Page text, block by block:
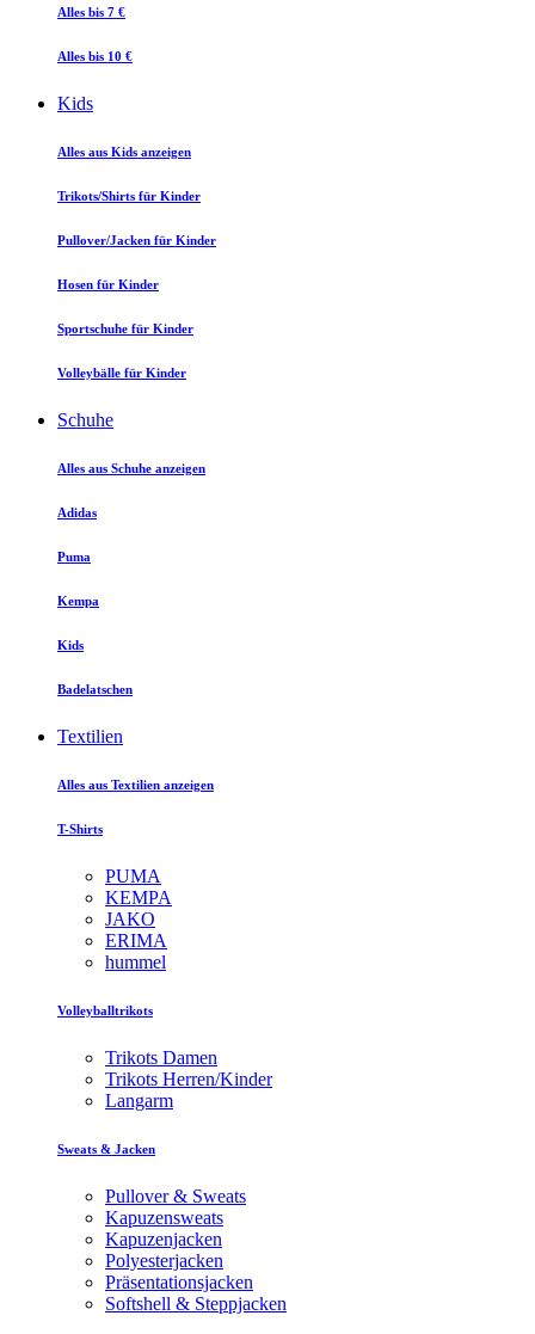
Alles bis 7 €
Alles bis 10 €
Kids
Alles aus Kids anzeigen
Trikots/Shirts für Kinder
Pullover/Jacken für Kinder
Hosen für Kinder
Sportschuhe für Kinder
Volleybälle für Kinder
Schuhe
Alles aus Schuhe anzeigen
Adidas
Puma
Kempa
Kids
Badelatschen
Textilien
Alles aus Textilien anzeigen
T-Shirts
PUMA
KEMPA
JAKO
ERIMA
hummel
Volleyballtrikots
Trikots Damen
Trikots Herren/Kinder
Langarm
Sweats & Jacken
Pullover & Sweats
Kapuzensweats
Kapuzenjacken
Polyesterjacken
Präsentationsjacken
Softshell & Steppjacken